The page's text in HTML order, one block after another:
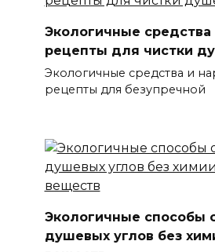
Экологичные
рецепты для чистки
Экологичные средства и
рецепты для безупречной
Экологичные способы
душевых углов без